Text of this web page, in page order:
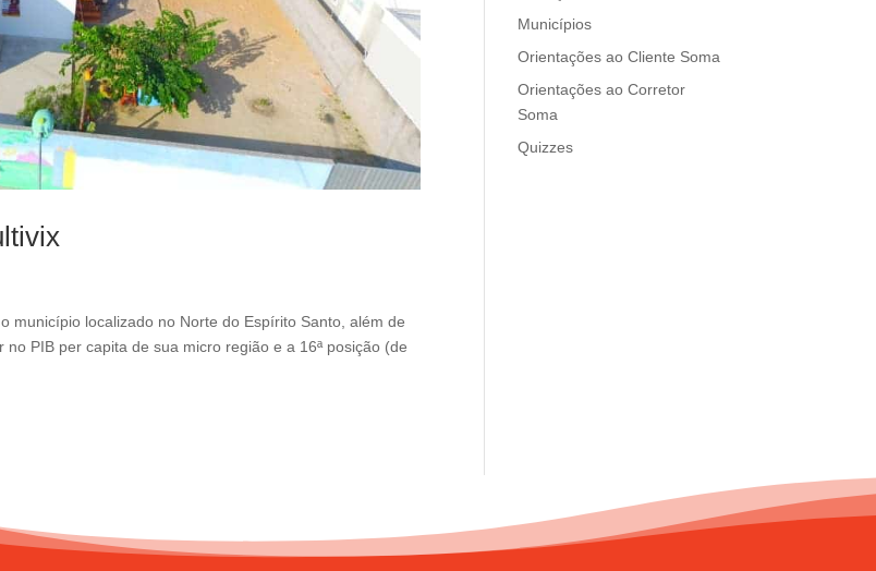
f
t
b
l
a
município localizado no Norte do Espírito Santo, além de
PIB per capita de sua micro região e a 16ª posição (de
Municípios
Orientações ao Cliente Soma
Orientações ao Corretor
Soma
Quizzes